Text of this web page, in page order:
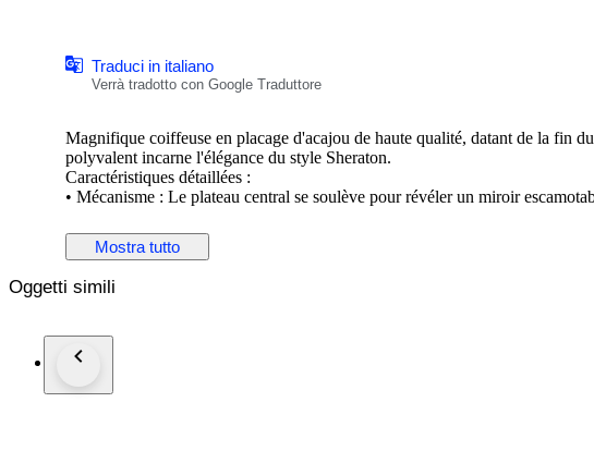
Traduci in italiano
Verrà tradotto con Google Traduttore
Magnifique coiffeuse en placage d'acajou de haute qualité, datant de la fin
polyvalent incarne l'élégance du style Sheraton.
Caractéristiques détaillées :
• Mécanisme : Le plateau central se soulève pour révéler un miroir
• Éléments : Le tiroir central dispose d'une tablette d'écriture coulissante
usage mixte.
• État : Bel état général avec une superbe patine du bois. Quelques traces
Mostra tutto
Oggetti simili